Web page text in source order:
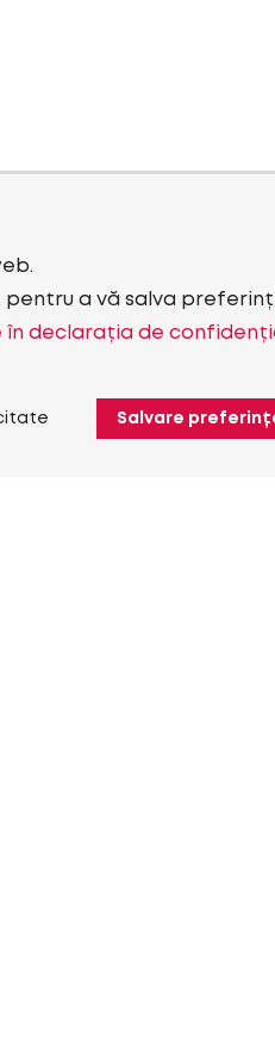
a vă salva
în declarația de
Salvare